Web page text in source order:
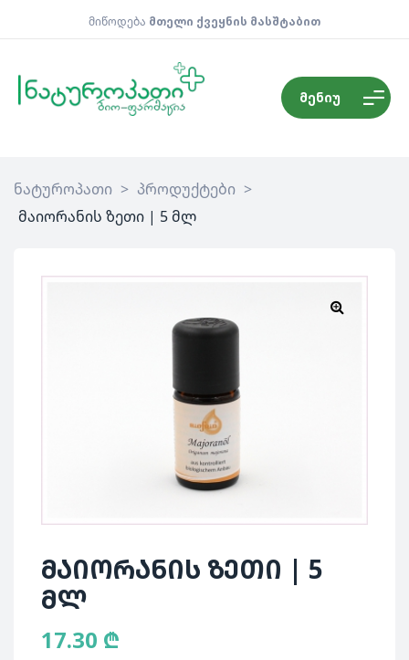
მიწოდება მთელი ქვეყნის მასშტაბით
მენიუ
ნატუროპათი > პროდუქტები >
მაიორანის ზეთი | 5 მლ
მაიორანის ზეთი | 5
მლ
17.30 ₾